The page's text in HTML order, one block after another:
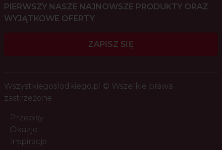
PIERWSZY NASZE NAJNOWSZE PRODUKTY ORAZ
WYJĄTKOWE OFERTY
ZAPISZ SIĘ
Wszystkiegoslodkiego.pl © Wszelkie prawa
zastrzeżone
Przepisy
Okazje
Inspiracje